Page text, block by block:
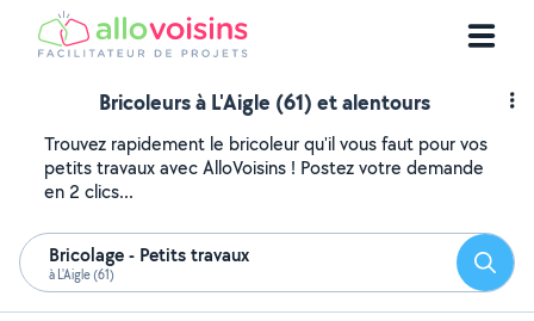
Bricoleurs à L'Aigle (61) et alentours
Trouvez rapidement le bricoleur qu'il vous faut pour vos
petits travaux avec AlloVoisins ! Postez votre demande
en 2 clics...
Bricolage - Petits travaux
à L'Aigle (61)